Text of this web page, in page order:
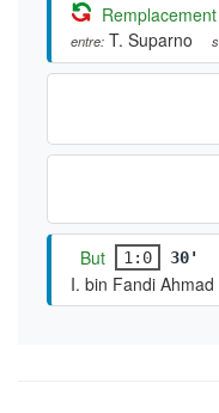
Remplacement
entre: T. Suparno
But 1:0 30'
I. bin Fandi Ahmad